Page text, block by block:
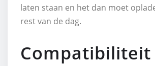
laten staan en het dan moet
rest van de dag.